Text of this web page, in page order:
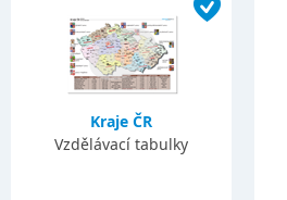
Kraje ČR
Vzdělávací tabulky